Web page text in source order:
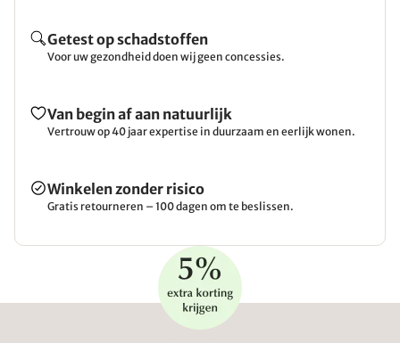
Getest op schadstoffen
Voor uw gezondheid doen wij geen concessies.
Van begin af aan natuurlijk
Vertrouw op 40 jaar expertise in duurzaam en eerlijk wonen.
Winkelen zonder risico
Gratis retourneren – 100 dagen om te beslissen.